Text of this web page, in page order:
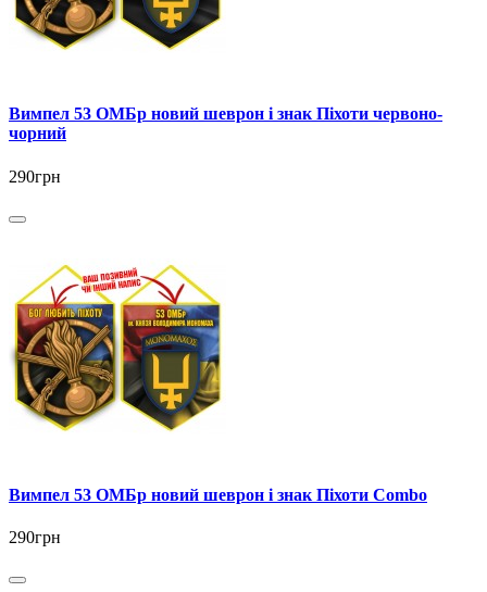
Вимпел 53 ОМБр новий шеврон і знак Піхоти червоно-
чорний
290грн
Вимпел 53 ОМБр новий шеврон і знак Піхоти Combo
290грн